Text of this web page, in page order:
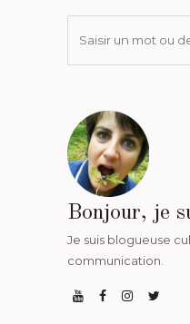
Bonjour, je
Je suis blogueuse
communication.